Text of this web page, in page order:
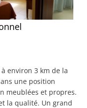
environ 3 km de la
une position
meublées et propres.
la qualité. Un grand